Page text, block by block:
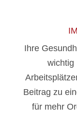
Ihre
wichtig
Beitrag zu
für mehr